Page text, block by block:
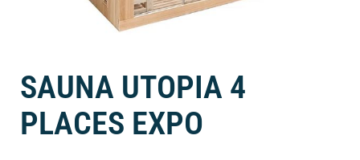
SAUNA UTOPIA 4
PLACES EXPO